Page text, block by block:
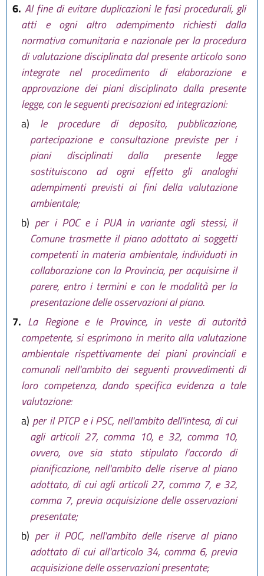
6. Al fine di evitare duplicazioni le fasi procedurali, gli
atti e ogni altro adempimento richiesti dalla
normativa comunitaria e nazionale per la procedura
di valutazione disciplinata dal presente articolo sono
integrate nel procedimento di elaborazione e
approvazione dei piani disciplinato dalla presente
legge, con le seguenti precisazioni ed integrazioni:
a)
le procedure di deposito, pubblicazione,
partecipazione e consultazione previste per i
piani disciplinati dalla presente legge
sostituiscono ad ogni effetto gli analoghi
adempimenti previsti ai fini della valutazione
ambientale;
b) per i POC e i PUA in variante agli stessi, il
Comune trasmette il piano adottato ai soggetti
competenti in materia ambientale, individuati in
collaborazione con la Provincia, per acquisirne il
parere, entro i termini e con le modalità per la
presentazione delle osservazioni al piano.
7. La Regione e le Province, in veste di autorità
competente, si esprimono in merito alla valutazione
ambientale rispettivamente dei piani provinciali e
comunali nell'ambito dei seguenti provvedimenti di
loro competenza, dando specifica evidenza a tale
valutazione:
a) per il PTCP e i PSC, nell'ambito dell'intesa, di cui
agli articoli 27, comma 10, e 32, comma 10,
ovvero, ove sia stato stipulato l'accordo di
pianificazione, nell'ambito delle riserve al piano
adottato, di cui agli articoli 27, comma 7, e 32,
comma 7, previa acquisizione delle osservazioni
presentate;
b) per il POC, nell'ambito delle riserve al piano
adottato di cui all'articolo 34, comma 6, previa
acquisizione delle osservazioni presentate;